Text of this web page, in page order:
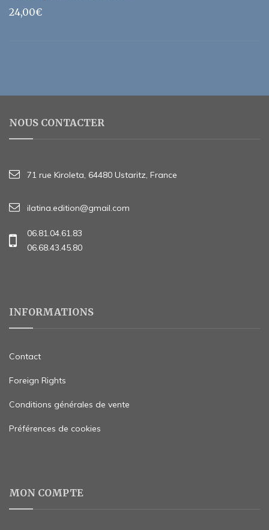
24,00€
NOUS CONTACTER
71 rue Kiroleta, 64480 Ustaritz, France
ilatina.edition@gmail.com
06.81.04.61.83
06.68.43.45.80
INFORMATIONS
Contact
Foreign Rights
Conditions générales de vente
Préférences de cookies
MON COMPTE